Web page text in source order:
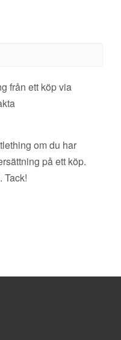
från ett köp via
om du har
på ett köp.
Tack!